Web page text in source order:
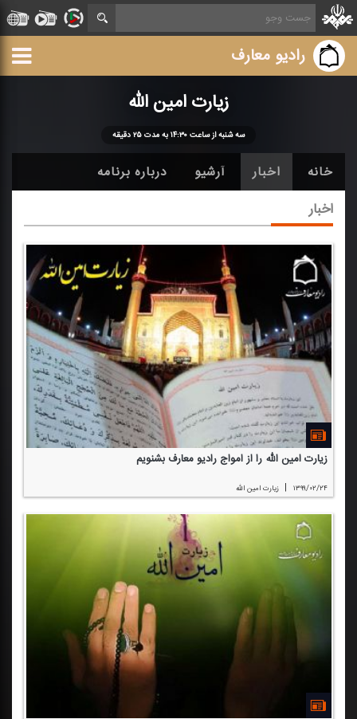
رادیو معارف
زیارت امین الله
سه شنبه از ساعت ۱۴:۳۰ به مدت ۲۵ دقیقه
خانه اخبار آرشیو درباره برنامه
اخبار
زیارت امین الله را از امواج رادیو معارف بشنویم
۱۳۹۹/۰۲/۲۴ | زیارت امین الله